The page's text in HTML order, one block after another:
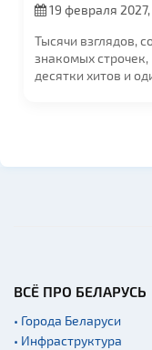
2027, в
взглядов, сотни
строчек,
хитов и один
ВСЁ ПРО БЕЛАРУСЬ
• Города Беларуси
• Инфраструктура